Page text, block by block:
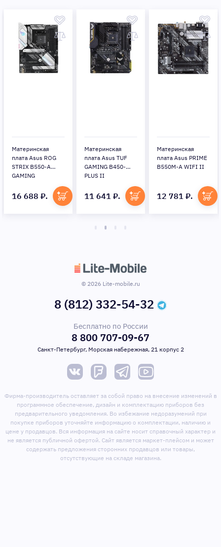
Материнская
плата Asus ROG
STRIX B550-A
GAMING
16 688 ₽.
Материнская
плата Asus TUF
GAMING B450-
PLUS II
11 641 ₽.
Материнская
плата Asus PRIME
B550M-A WIFI II
12 781 ₽.
© 2026 Lite-mobile.ru
8 (812) 332-54-32
Бесплатно по России
8 800 707-09-67
Санкт-Петербург, Морская набережная, 21 корпус 2
Фирма-производитель оставляет за собой право на внесение изменений в
программное обеспечение, дизайн и комплектацию приборов без
предварительного уведомления. Во избежание недоразумений при
покупке приборов уточняйте информацию о комплектации, наличию и
цене у продавцов. Вся информация на сайте носит справочный характер и
не является публичной офертой. Сайт является маркет-плейсом и может
содержать предложения сторонних продавцов или товары,
отсутствующие на складе магазина.